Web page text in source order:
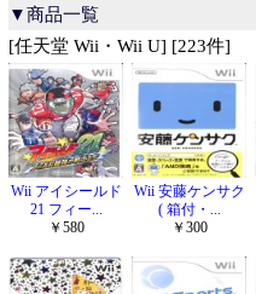
▼商品一覧
[任天堂 Wii・Wii U] [223件]
Wii アイシールド
21 フィー...
￥580
Wii 安藤ケンサク
( 箱付・...
￥300